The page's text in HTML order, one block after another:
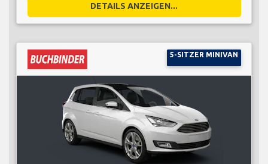
DETAILS ANZEIGEN...
5-SITZER MINIVAN